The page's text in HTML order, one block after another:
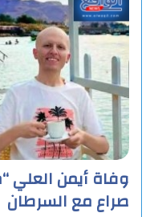
وفاة أيمن العلي
صراع مع السرطان